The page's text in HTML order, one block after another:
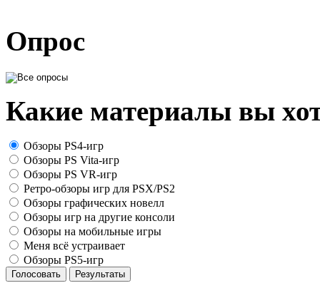
Опрос
Какие материалы вы
Обзоры PS4-игр
Обзоры PS Vita-игр
Обзоры PS VR-игр
Ретро-обзоры игр для PSX/PS2
Обзоры графических новелл
Обзоры игр на другие консоли
Обзоры на мобильные игры
Меня всё устраивает
Обзоры PS5-игр
Голосовать Результаты